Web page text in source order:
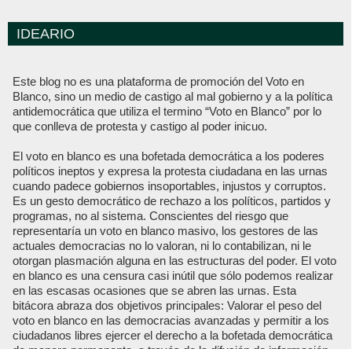
IDEARIO
Este blog no es una plataforma de promoción del Voto en
Blanco, sino un medio de castigo al mal gobierno y a la política
antidemocrática que utiliza el termino “Voto en Blanco” por lo
que conlleva de protesta y castigo al poder inicuo.
El voto en blanco es una bofetada democrática a los poderes
políticos ineptos y expresa la protesta ciudadana en las urnas
cuando padece gobiernos insoportables, injustos y corruptos.
Es un gesto democrático de rechazo a los políticos, partidos y
programas, no al sistema. Conscientes del riesgo que
representaría un voto en blanco masivo, los gestores de las
actuales democracias no lo valoran, ni lo contabilizan, ni le
otorgan plasmación alguna en las estructuras del poder. El voto
en blanco es una censura casi inútil que sólo podemos realizar
en las escasas ocasiones que se abren las urnas. Esta
bitácora abraza dos objetivos principales: Valorar el peso del
voto en blanco en las democracias avanzadas y permitir a los
ciudadanos libres ejercer el derecho a la bofetada democrática